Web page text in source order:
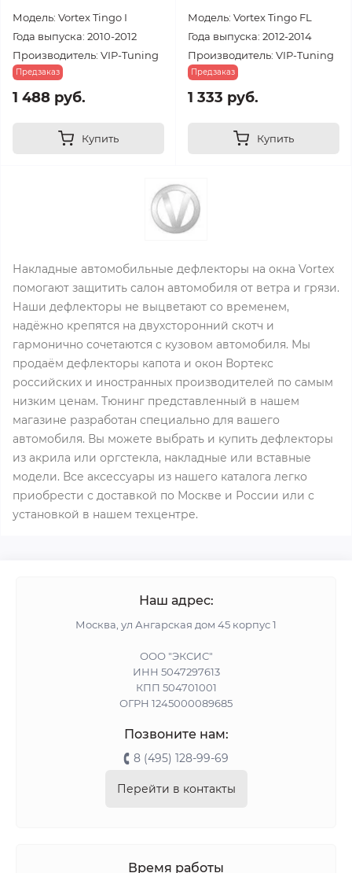
Модель: Vortex Tingo I
Года выпуска: 2010-2012
Производитель: VIP-Tuning
Предзаказ
1 488 руб.
Купить
Модель: Vortex Tingo FL
Года выпуска: 2012-2014
Производитель: VIP-Tuning
Предзаказ
1 333 руб.
Купить
Накладные автомобильные дефлекторы на окна Vortex
помогают защитить салон автомобиля от ветра и грязи.
Наши дефлекторы не выцветают со временем,
надёжно крепятся на двухсторонний скотч и
гармонично сочетаются с кузовом автомобиля. Мы
продаём дефлекторы капота и окон Вортекс
российских и иностранных производителей по самым
низким ценам. Тюнинг представленный в нашем
магазине разработан специально для вашего
автомобиля. Вы можете выбрать и купить дефлекторы
из акрила или оргстекла, накладные или вставные
модели. Все аксессуары из нашего каталога легко
приобрести с доставкой по Москве и России или с
установкой в нашем техцентре.
Наш адрес:
Москва, ул Ангарская дом 45 корпус 1
ООО "ЭКСИС"
ИНН 5047297613
КПП 504701001
ОГРН 1245000089685
Позвоните нам:
8 (495) 128-99-69
Перейти в контакты
Время работы